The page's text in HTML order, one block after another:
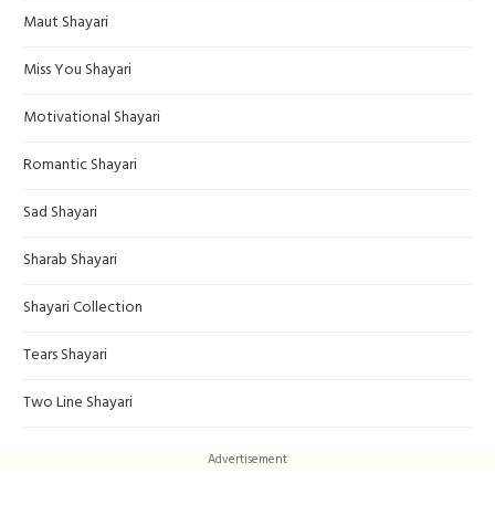
Maut Shayari
Miss You Shayari
Motivational Shayari
Romantic Shayari
Sad Shayari
Sharab Shayari
Shayari Collection
Tears Shayari
Two Line Shayari
Advertisement